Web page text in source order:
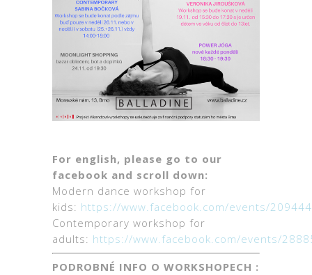
For english, please go to our
facebook and scroll down:
Modern dance workshop for
kids: https://www.facebook.com/events/
Contemporary workshop for
adults: https://www.facebook.com/events/
PODROBNÉ INFO O WORKSHOPECH :